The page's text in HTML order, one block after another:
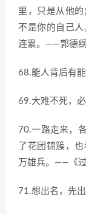
里，只是从他
不是你的自己
连累。——郭德纲
68.能人背后有
69.大难不死，
70.一路走来，
了花团锦簇，
万雄兵。——《过
71.想出名，先